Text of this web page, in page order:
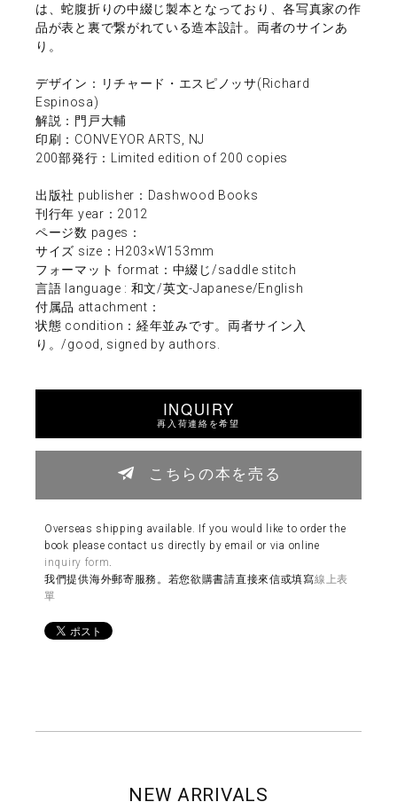
は、蛇腹折りの中綴じ製本となっており、各写真家の作
品が表と裏で繋がれている造本設計。両者のサインあ
り。
デザイン：リチャード・エスピノッサ(Richard
Espinosa)
解説：門戸大輔
印刷：CONVEYOR ARTS, NJ
200部発行：Limited edition of 200 copies
出版社 publisher：Dashwood Books
刊行年 year：2012
ページ数 pages：
サイズ size：H203×W153mm
フォーマット format：中綴じ/saddle stitch
言語 language : 和文/英文-Japanese/English
付属品 attachment：
状態 condition：経年並みです。両者サイン入
り。/good, signed by authors.
INQUIRY
再入荷連絡を希望
こちらの本を売る
Overseas shipping available. If you would like to order the
book please contact us directly by email or via online
inquiry form
我們提供海外郵寄服務。若您欲購書請直接來信或填寫線上表
單
NEW ARRIVALS